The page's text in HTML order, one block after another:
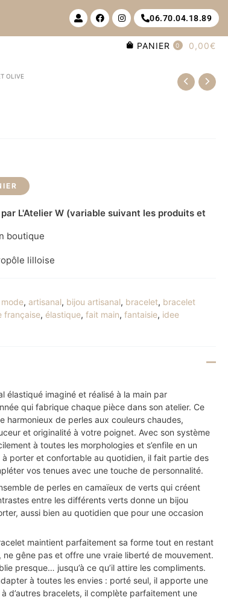
U
s
e
r
F
a
c
e
I
n
s
t
06.70.04.18.89
PANIER 0 0,00€
OLIVE
L'Atelier W (variable suivant les produits et
boutique
lilloise
, artisanal, bijou artisanal, bracelet, bracelet
française,élastique,fait main,fantaisie, idee
élastiqué imaginé et réalisé à la main par
qui fabrique chaque pièce dans son atelier. Ce
harmonieux de perles aux couleurs chaudes,
et originalité à votre poignet. Avec son système
à toutes les morphologies et s’enfile en un
porter et confortable au quotidien, il fait partie des
vos tenues avec une touche de personnalité.
de perles en camaïeux de verts qui créent
entre les différents verts donne un bijou
aussi bien au quotidien que pour une occasion
maintient parfaitement sa forme tout en restant
ne gêne pas et offre une vraie liberté de mouvement.
presque… jusqu’à ce qu’il attire les compliments.
à toutes les envies : porté seul, il apporte une
d’autres bracelets, il complète parfaitement une